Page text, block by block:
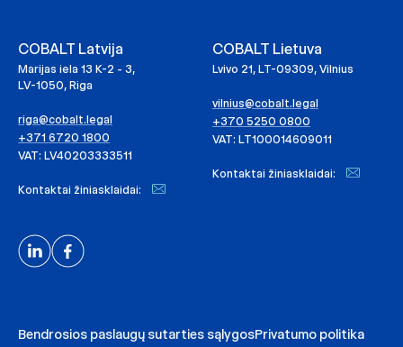
COBALT Latvija
Marijas iela 13 K-2 - 3,
LV-1050, Riga
riga@cobalt.legal
+371 6720 1800
VAT: LV40203333511
Kontaktai žiniasklaidai:
COBALT Lietuva
Lvivo 21, LT-09309, Vilnius
vilnius@cobalt.legal
+370 5250 0800
VAT: LT100014609011
Kontaktai žiniasklaidai:
Bendrosios paslaugų sutarties sąlygosPrivatumo politika